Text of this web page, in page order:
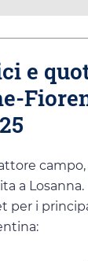
e
campo,
a
per i